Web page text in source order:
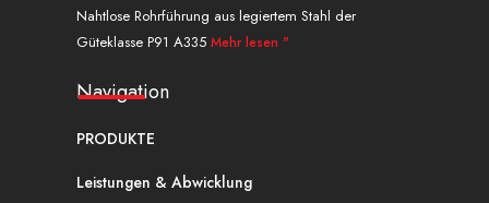
Nahtlose Rohrführung aus legiertem Stahl der
Güteklasse P91 A335 Mehr lesen "
Navigation
PRODUKTE
Leistungen & Abwicklung